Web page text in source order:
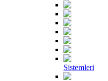
Sistemleri